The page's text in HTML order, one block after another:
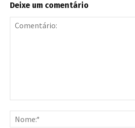
Deixe um comentário